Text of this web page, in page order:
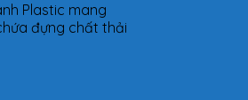
Plastic mang
đựng chất thải